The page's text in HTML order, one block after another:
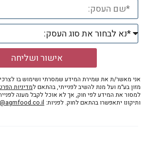
אישור ושליחה
אני מאשר/ת את שמירת המידע שמסרתי ושימוש בו
מזון בע״מ ועל מנת להשיב לפנייתי, בהתאם למדיניות
למסור את המידע לפי חוק, אך לא אוכל לקבל מענה
ותיקונו יתאפשרו בהתאם לחוק. לפניות: